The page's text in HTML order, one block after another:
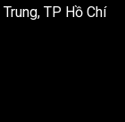
TP Hồ Chí